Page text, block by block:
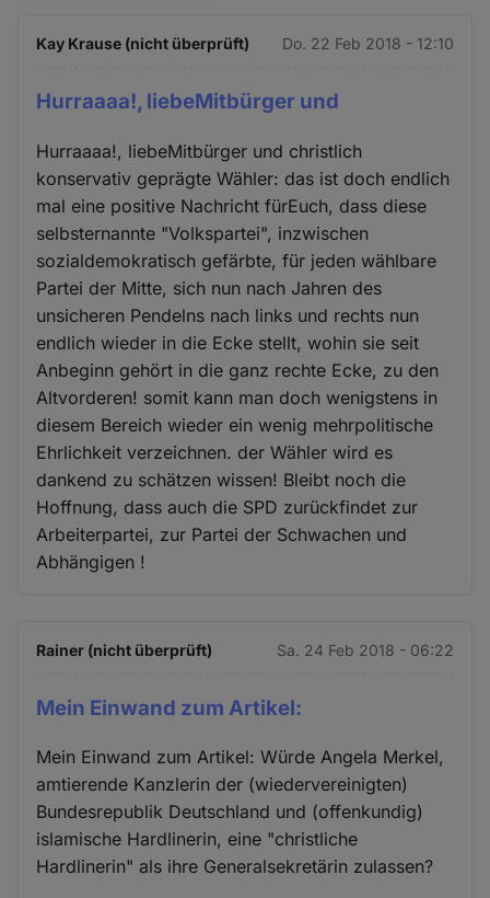
Kay Krause (nicht überprüft) Do. 22 Feb 2018 - 12:10
Hurraaaa!, liebeMitbürger und
Hurraaaa!, liebeMitbürger und christlich
konservativ geprägte Wähler: das ist doch endlich
mal eine positive Nachricht fürEuch, dass diese
selbsternannte "Volkspartei", inzwischen
sozialdemokratisch gefärbte, für jeden wählbare
Partei der Mitte, sich nun nach Jahren des
unsicheren Pendelns nach links und rechts nun
endlich wieder in die Ecke stellt, wohin sie seit
Anbeginn gehört in die ganz rechte Ecke, zu den
Altvorderen! somit kann man doch wenigstens in
diesem Bereich wieder ein wenig mehrpolitische
Ehrlichkeit verzeichnen. der Wähler wird es
dankend zu schätzen wissen! Bleibt noch die
Hoffnung, dass auch die SPD zurückfindet zur
Arbeiterpartei, zur Partei der Schwachen und
Abhängigen !
Rainer (nicht überprüft) Sa. 24 Feb 2018 - 06:22
Mein Einwand zum Artikel:
Mein Einwand zum Artikel: Würde Angela Merkel,
amtierende Kanzlerin der (wiedervereinigten)
Bundesrepublik Deutschland und (offenkundig)
islamische Hardlinerin, eine "christliche
Hardlinerin" als ihre Generalsekretärin zulassen?